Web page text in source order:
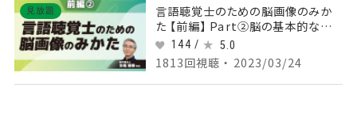
見放題
言語聴覚士のための脳画像のみか
た 【前編】 Part②脳の基本的な解
剖と脳卒中の脳画像1
144 / 5.0
1813回視聴 ・ 2023/03/24